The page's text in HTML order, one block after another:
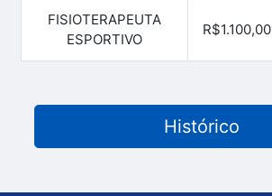
FISIOTERAPEUTA
ESPORTIVO
R$1.100,00
Histórico